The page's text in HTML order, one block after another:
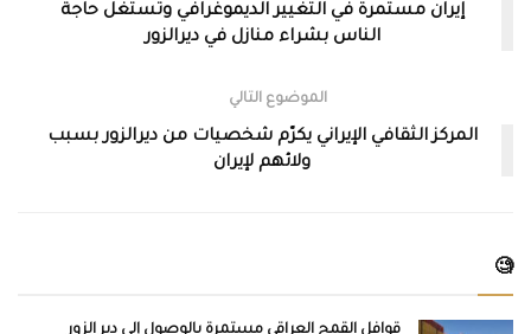
إيران مستمرة في التغيير الديموغرافي وتستغل حاجة
الناس بشراء منازل في ديرالزور
الموضوع التالي
المركز الثقافي الإيراني يكرّم شخصيات من ديرالزور بسبب
ولائهم لإيران
🧐
قوافل القمح العراقي مستمرة بالوصول إلى دير الزور